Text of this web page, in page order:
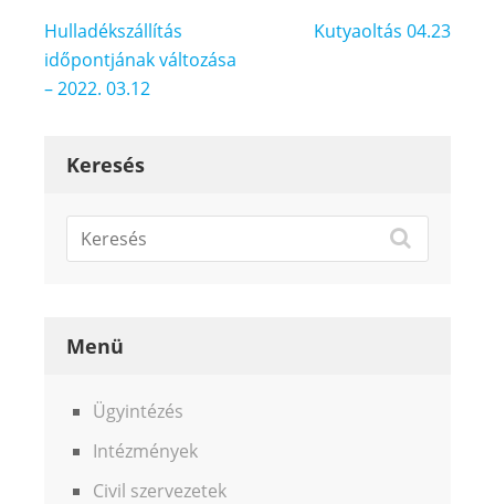
Bejegyzés
navigáció
Hulladékszállítás
időpontjának változása
– 2022. 03.12
Kutyaoltás 04.23
Keresés
Menü
Ügyintézés
Intézmények
Civil szervezetek